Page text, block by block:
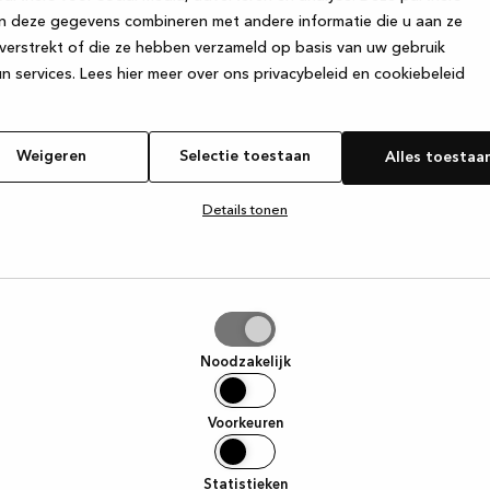
deze gegevens combineren met andere informatie die u aan ze
of die ze hebben verzameld op basis van uw gebruik
services. Lees hier meer over ons privacybeleid en cookiebeleid
Weigeren Selectie toestaan Alles
Details tonen
Noodzakelijk
Voorkeuren
Statistieken
has occurred while loadingwww.kvik.nl (see the